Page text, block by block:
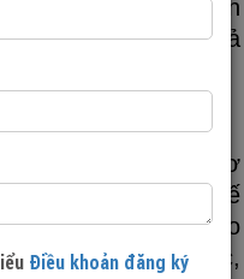
lượng, có nguồn
đảm bảo hiệu quả
khoa học
quyến rũ là ước mơ
không phải vì thế
vô tội vạ. Thay vào
cân nặng khoa học,
Điều khoản đăng ký